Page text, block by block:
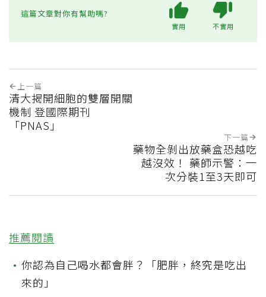
這篇文章對你有幫助嗎?
實用 不實用
上一篇
清大揭開細胞的雙層開關
機制 登國際期刊
「PNAS」
下一篇
藥物全剝出放藥盒恐越吃
越沒效！ 藥師示警：一
次分裝1至3天即可
推薦閱讀
• 你認為自己喝水都會胖？「肥胖，終究是吃出
來的」